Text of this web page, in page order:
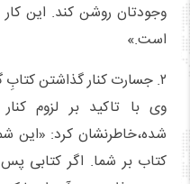
وجودتان روشن کند. این
است.»
۲. جسارت کنار گذاشتن کتابِ گیرا
وی با تاکید بر لزوم
شده،خاطرنشان کرد: «این